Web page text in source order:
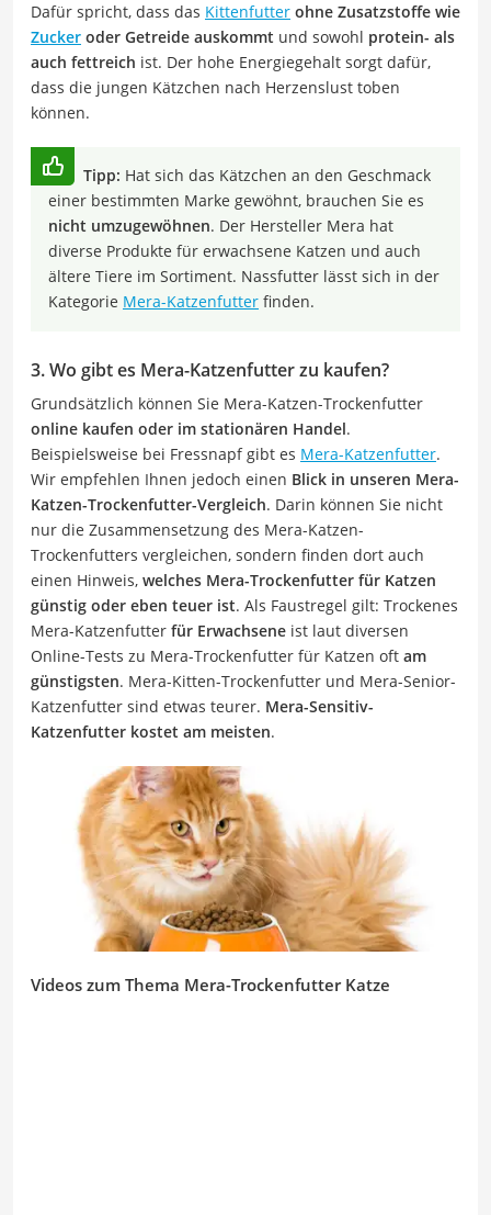
Dafür spricht, dass das Kittenfutter ohne Zusatzstoffe wie
Zucker oder Getreide auskommt und sowohl protein- als
auch fettreich ist. Der hohe Energiegehalt sorgt dafür,
dass die jungen Kätzchen nach Herzenslust toben
können.
Tipp: Hat sich das Kätzchen an den Geschmack
einer bestimmten Marke gewöhnt, brauchen Sie es
nicht umzugewöhnen. Der Hersteller Mera hat
diverse Produkte für erwachsene Katzen und auch
ältere Tiere im Sortiment. Nassfutter lässt sich in der
Kategorie Mera-Katzenfutter finden.
3. Wo gibt es Mera-Katzenfutter zu kaufen?
Grundsätzlich können Sie Mera-Katzen-Trockenfutter
online kaufen oder im stationären Handel.
Beispielsweise bei Fressnapf gibt es Mera-Katzenfutter.
Wir empfehlen Ihnen jedoch einen Blick in unseren Mera-
Katzen-Trockenfutter-Vergleich. Darin können Sie nicht
nur die Zusammensetzung des Mera-Katzen-
Trockenfutters vergleichen, sondern finden dort auch
einen Hinweis, welches Mera-Trockenfutter für Katzen
günstig oder eben teuer ist. Als Faustregel gilt: Trockenes
Mera-Katzenfutter für Erwachsene ist laut diversen
Online-Tests zu Mera-Trockenfutter für Katzen oft am
günstigsten. Mera-Kitten-Trockenfutter und Mera-Senior-
Katzenfutter sind etwas teurer. Mera-Sensitiv-
Katzenfutter kostet am meisten.
Videos zum Thema Mera-Trockenfutter Katze